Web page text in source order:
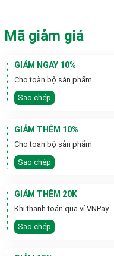
Mã giảm giá
GIẢM NGAY 10%
Cho toàn bộ sản phẩm
Sao chép
GIẢM THÊM 10%
Cho toàn bộ sản phẩm
Sao chép
GIẢM THÊM 20K
Khi thanh toán qua ví VNPay
Sao chép